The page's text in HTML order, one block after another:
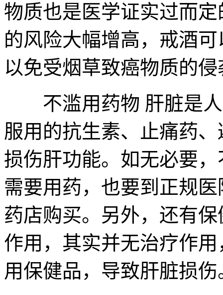
物质也是医学证实过而
的风险大幅增高，戒酒
以免受烟草致癌物质的
不滥用药物 肝脏是人
服用的抗生素、止痛药
损伤肝功能。如无必要
需要用药，也要到正规
药店购买。另外，还有
作用，其实并无治疗作
用保健品，导致肝脏损伤